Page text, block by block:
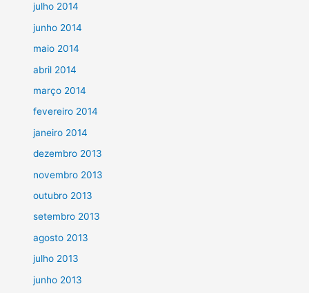
julho 2014
junho 2014
maio 2014
abril 2014
março 2014
fevereiro 2014
janeiro 2014
dezembro 2013
novembro 2013
outubro 2013
setembro 2013
agosto 2013
julho 2013
junho 2013